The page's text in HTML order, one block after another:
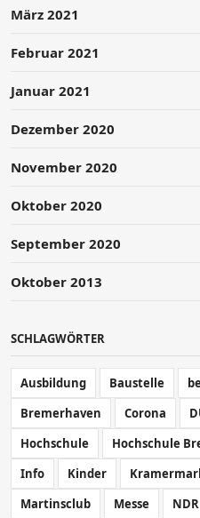
März 2021
Februar 2021
Januar 2021
Dezember 2020
November 2020
Oktober 2020
September 2020
Oktober 2013
SCHLAGWÖRTER
Ausbildung Baustelle
Bremerhaven
Corona
Hochschule
Hochschule
Info
Kinder
Martinsclub
Messe NDR